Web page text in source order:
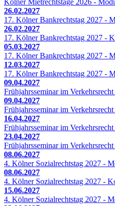
Kölner Mietrechtstage 2026 -
26.02.2027
17. Kölner Bankrechtstag 2027 -
26.02.2027
17. Kölner Bankrechtstag 2027 -
05.03.2027
17. Kölner Bankrechtstag 2027 -
12.03.2027
17. Kölner Bankrechtstag 2027 -
09.04.2027
Frühjahrsseminar im
09.04.2027
Frühjahrsseminar im
16.04.2027
Frühjahrsseminar im
23.04.2027
Frühjahrsseminar im
08.06.2027
4. Kölner Sozialrechtstag 2027 -
08.06.2027
4. Kölner Sozialrechtstag 2027 -
15.06.2027
4. Kölner Sozialrechtstag 2027 -